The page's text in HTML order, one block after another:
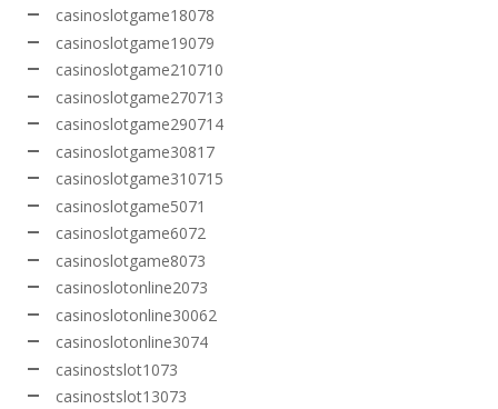
casinoslotgame18078
casinoslotgame19079
casinoslotgame210710
casinoslotgame270713
casinoslotgame290714
casinoslotgame30817
casinoslotgame310715
casinoslotgame5071
casinoslotgame6072
casinoslotgame8073
casinoslotonline2073
casinoslotonline30062
casinoslotonline3074
casinostslot1073
casinostslot13073